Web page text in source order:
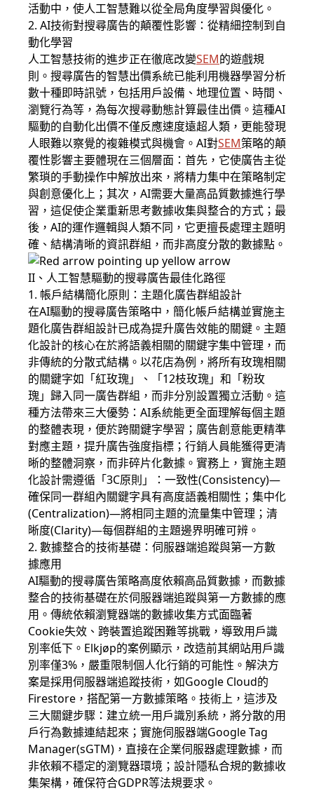
活動中，使人工智慧難以從全局角度學習與優化。
2. AI技術對搜尋廣告的顛覆性影響：從精細控制到自
動化學習
人工智慧技術的進步正在徹底改變SEM的遊戲規
則。搜尋廣告的智慧出價系統已能利用機器學習分析
數十種即時訊號，包括用戶設備、地理位置、時間、
瀏覽行為等，為每次搜尋動態計算最佳出價。這種AI
驅動的自動化出價不僅反應速度遠超人類，更能發現
人眼難以察覺的複雜模式與機會。AI對SEM策略的顛
覆性影響主要體現在三個層面：首先，它使廣告主從
繁瑣的手動操作中解放出來，將精力集中在策略制定
與創意優化上；其次，AI需要大量高品質數據進行學
習，這促使企業重新思考數據收集與整合的方式；最
後，AI的運作邏輯與人類不同，它更擅長處理主題明
確、結構清晰的資訊群組，而非高度分散的數據點。
II、人工智慧驅動的搜尋廣告最佳化路徑
1. 帳戶結構簡化原則：主題化廣告群組設計
在AI驅動的搜尋廣告策略中，簡化帳戶結構並實施主
題化廣告群組設計已成為提升廣告效能的關鍵。主題
化設計的核心在於將語義相關的關鍵字集中管理，而
非傳統的分散式結構。以花店為例，將所有玫瑰相關
的關鍵字如「紅玫瑰」、「12枝玫瑰」和「粉玫
瑰」歸入同一廣告群組，而非分別設置獨立活動。這
種方法帶來三大優勢：AI系統能更全面理解每個主題
的整體表現，便於跨關鍵字學習；廣告創意能更精準
對應主題，提升廣告強度指標；行銷人員能獲得更清
晰的整體洞察，而非碎片化數據。實務上，實施主題
化設計需遵循「3C原則」：一致性(Consistency)—
確保同一群組內關鍵字具有高度語義相關性；集中化
(Centralization)—將相同主題的流量集中管理；清
晰度(Clarity)—每個群組的主題邊界明確可辨。
2. 數據整合的技術基礎：伺服器端追蹤與第一方數
據應用
AI驅動的搜尋廣告策略高度依賴高品質數據，而數據
整合的技術基礎在於伺服器端追蹤與第一方數據的應
用。傳統依賴瀏覽器端的數據收集方式面臨著
Cookie失效、跨裝置追蹤困難等挑戰，導致用戶識
別率低下。Elkjøp的案例顯示，改造前其網站用戶識
別率僅3%，嚴重限制個人化行銷的可能性。解決方
案是採用伺服器端追蹤技術，如Google Cloud的
Firestore，搭配第一方數據策略。技術上，這涉及
三大關鍵步驟：建立統一用戶識別系統，將分散的用
戶行為數據連結起來；實施伺服器端Google Tag
Manager(sGTM)，直接在企業伺服器處理數據，而
非依賴不穩定的瀏覽器環境；設計隱私合規的數據收
集架構，確保符合GDPR等法規要求。